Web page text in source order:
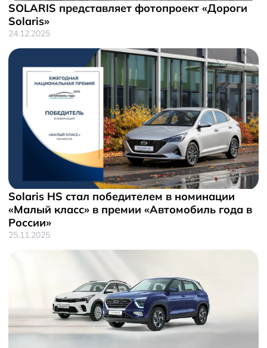
SOLARIS представляет фотопроект «Дороги
Solaris»
24.12.2025
Solaris HS стал победителем в номинации
«Малый класс» в премии «Автомобиль года в
России»
25.11.2025